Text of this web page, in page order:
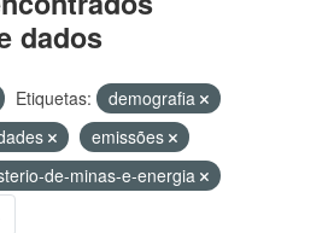
dados
Etiquetas:
demografia
emissões
de-minas-e-energia